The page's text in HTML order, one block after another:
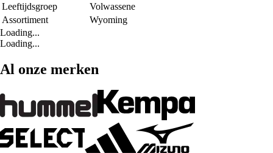
Leeftijdsgroep
Volwassene
Assortiment
Wyoming
Loading...
Loading...
Al onze merken